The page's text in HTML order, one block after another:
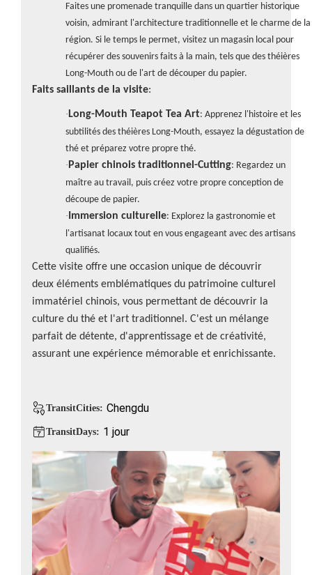
Faites une promenade tranquille dans un quartier historique
voisin, admirant l'architecture traditionnelle et le charme de la
région. Si le temps le permet, visitez un magasin local pour
récupérer des souvenirs faits à la main, tels que des théières
Long-Mouth ou de l'art de découper du papier.
Faits saillants de la visite:
· Long-Mouth Teapot Tea Art: Apprenez l'histoire et les
subtilités des théières Long-Mouth, essayez la dégustation de
thé et préparez votre propre thé.
· Papier chinois traditionnel-Cutting: Regardez un
maître au travail, puis créez votre propre conception de
découpe de papier.
· Immersion culturelle: Explorez la gastronomie et
l'artisanat locaux tout en vous engageant avec des artisans
qualifiés.
Cette visite offre une occasion unique de découvrir
deux éléments emblématiques du patrimoine culturel
immatériel chinois, vous permettant de découvrir la
culture du thé et l'art traditionnel. C'est un mélange
parfait de détente, d'apprentissage et de créativité,
assurant une expérience mémorable et enrichissante.
TransitCities: Chengdu
TransitDays: 1 jour